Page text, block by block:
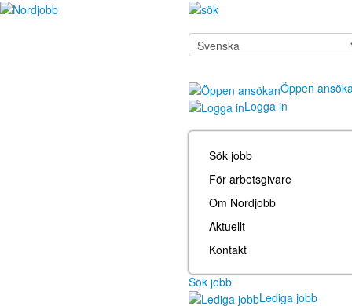
Öppen
Logga in
Sök jobb
För arbetsgivare
Om Nordjobb
Aktuellt
Kontakt
Sök jobb
Lediga jobb